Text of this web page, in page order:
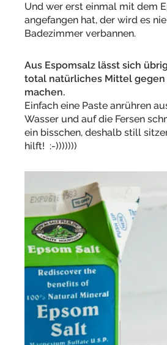
Und wer erst einmal mit dem
angefangen hat, der wird es
Badezimmer verbannen.
Aus Espomsalz lässt sich
total natürliches Mittel gegen
machen.
Einfach eine Paste anrühren
Wasser und auf die Fersen
ein bisschen, deshalb still
hilft! :-)))))))